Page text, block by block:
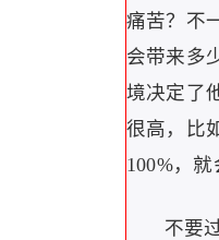
痛苦？不
会带来多
境决定了
很高，比
100%，就
不要